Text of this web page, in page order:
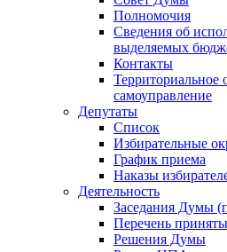
Полномочия
Сведения об
выделяемых
Контакты
Территориальное
самоуправление
Депутаты
Список
Избирательные
График приема
Наказы
Деятельность
Заседания Думы
Перечень
Решения Думы